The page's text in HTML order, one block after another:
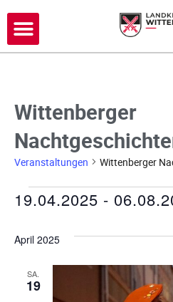
Wittenberger
Veranstaltungen Wittenberger
19.04.2025 -
a
April 2025
SA.
19